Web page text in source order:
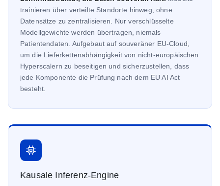
trainieren über verteilte Standorte hinweg, ohne
Datensätze zu zentralisieren. Nur verschlüsselte
Modellgewichte werden übertragen, niemals
Patientendaten. Aufgebaut auf souveräner EU-Cloud,
um die Lieferkettenabhängigkeit von nicht-europäischen
Hyperscalern zu beseitigen und sicherzustellen, dass
jede Komponente die Prüfung nach dem EU AI Act
besteht.
Kausale Inferenz-Engine